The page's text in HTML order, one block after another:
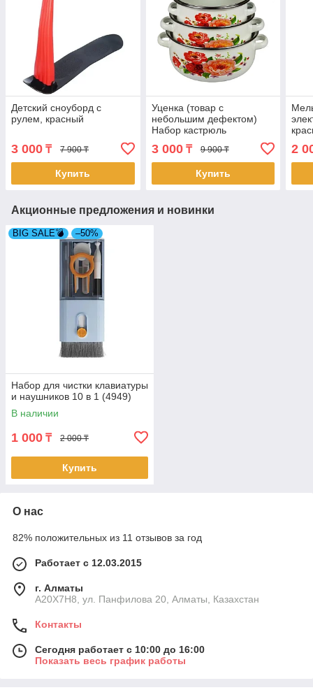
Детский сноуборд с
рулем, красный
3 000 ₸ 7 900 ₸
Купить
Уценка (товар с
небольшим дефектом)
Набор кастрюль
Хозяюшка, красные цветы
(4467/1)
3 000₸ 9 900 ₸
Купить
2
Акционные предложения и новинки
BIG SALE💣 –50%
Набор для чистки клавиатуры
и наушников 10 в 1 (4949)
В наличии
1 000 ₸ 2 000 ₸
Купить
О нас
82% положительных из 11 отзывов за год
Работает с 12.03.2015
г. Алматы
A20X7H8, ул. Панфилова 20, Алматы, Казахстан
Контакты
Сегодня работает с 10:00 до 16:00
Показать весь график работы